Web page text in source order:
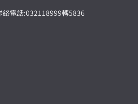
絡電話:032118999轉5836